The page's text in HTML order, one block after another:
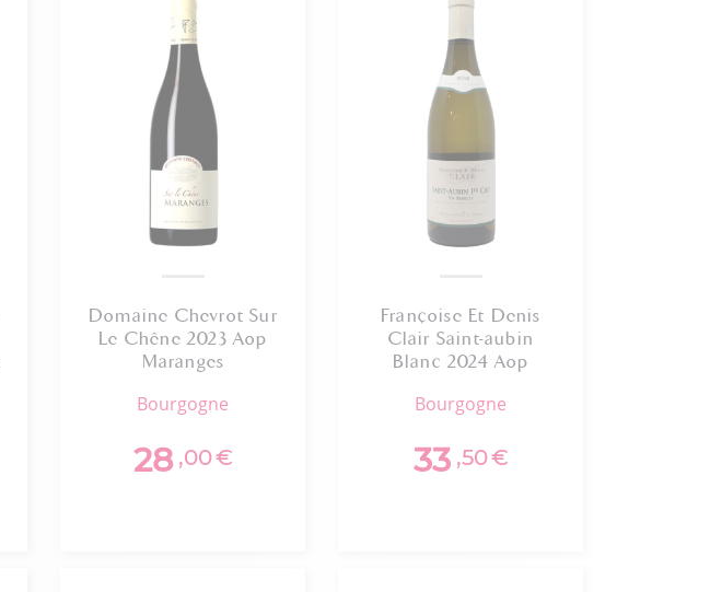
Domaine Chevrot Sur
Le Chêne 2023 Aop
Maranges
bourgogne
28 ,00€
Françoise Et Denis
Clair Saint-aubin
Blanc 2024 Aop
bourgogne
33 ,50€